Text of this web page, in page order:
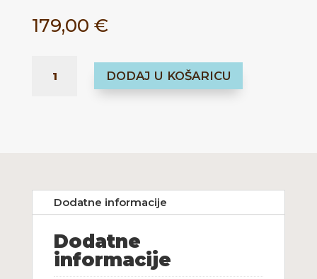
179,00 €
VARIABLE
DODAJ U KOŠARICU
Dodatne informacije
Dodatne
informacije